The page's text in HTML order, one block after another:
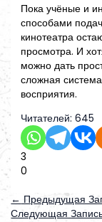
Пока учёные и
способами
кинотеатра
просмотра. И
можно дать
сложная
восприятия.
Читателей: 645
3
0
← Предыдущая
Следующая